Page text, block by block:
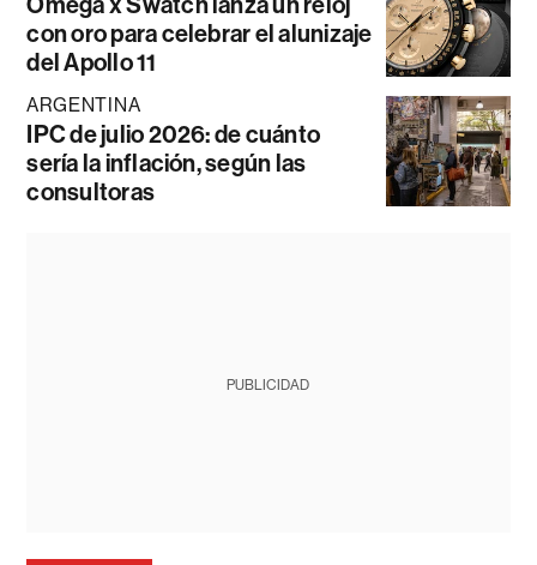
con oro para celebrar el alunizaje
del Apollo 11
ARGENTINA
IPC de julio 2026: de cuánto
sería la inflación, según las
consultoras
PUBLICIDAD